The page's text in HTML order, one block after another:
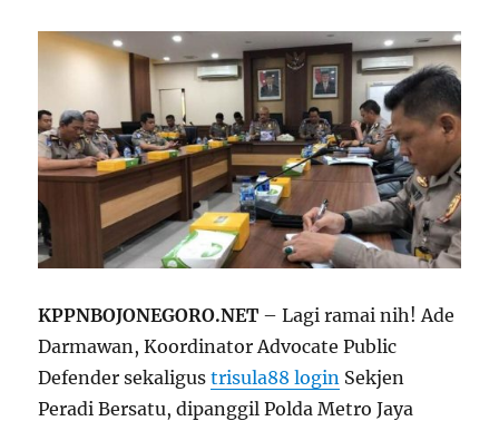
KPPNBOJONEGORO.NET – Lagi ramai nih! Ade
Darmawan, Koordinator Advocate Public
Defender sekaligustrisula88 login Sekjen
Peradi Bersatu, dipanggil Polda Metro Jaya